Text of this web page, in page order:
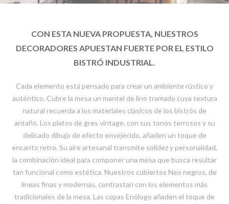
CON ESTA NUEVA PROPUESTA, NUESTROS
DECORADORES APUESTAN FUERTE POR EL ESTILO
BISTRÓ INDUSTRIAL.
Cada elemento está pensado para crear un ambiente rústico y
auténtico. Cubre la mesa un mantel de lino tramado cuya textura
natural recuerda a los materiales clásicos de los bistrós de
antaño. Los platos de gres vintage, con sus tonos terrosos y su
delicado dibujo de efecto envejecido, añaden un toque de
encanto retro. Su aire artesanal transmite solidez y personalidad,
la combinación ideal para componer una mesa que busca resultar
tan funcional como estética. Nuestros cubiertos Neo negros, de
líneas finas y modernas, contrastan con los elementos más
tradicionales de la mesa. Las copas Enólogo añaden el toque de